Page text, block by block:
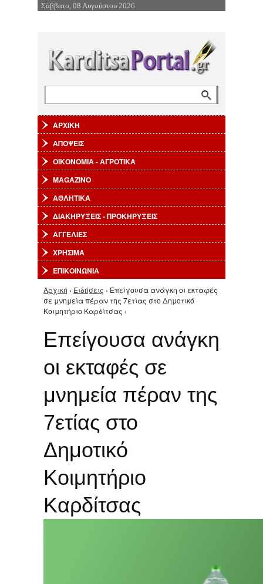
Επιστροφή στην Πλοήγηση
Σάββατο, 08 Αυγούστου 2026
ΑΡΧΙΚΗ
ΑΠΟΨΕΙΣ
ΟΙΚΟΝΟΜΙΑ - ΑΓΡΟΤΙΚΑ
MAGAZINO
ΑΘΛΗΤΙΚΑ
ΔΙΑΚΗΡΥΞΕΙΣ - ΠΡΟΚΗΡΥΞΕΙΣ
ΑΓΓΕΛΙΕΣ
ΧΡΗΣΙΜΑ
ΕΠΙΚΟΙΝΩΝΙΑ
Είστε εδώ
Αρχική › Ειδήσεις › Επείγουσα ανάγκη οι εκταφές
σε μνημεία πέραν της 7ετίας στο Δημοτικό
Κοιμητήριο Καρδίτσας ›
Επείγουσα ανάγκη
οι εκταφές σε
μνημεία πέραν της
7ετίας στο
Δημοτικό
Κοιμητήριο
Καρδίτσας